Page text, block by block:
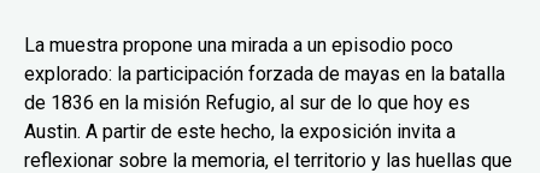
La muestra propone una mirada a un episodio poco
explorado: la participación forzada de mayas en la batalla
de 1836 en la misión Refugio, al sur de lo que hoy es
Austin. A partir de este hecho, la exposición invita a
reflexionar sobre la memoria, el territorio y las huellas que